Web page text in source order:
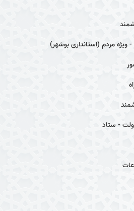
مردم (استانداری بوشهر)
- ستاد